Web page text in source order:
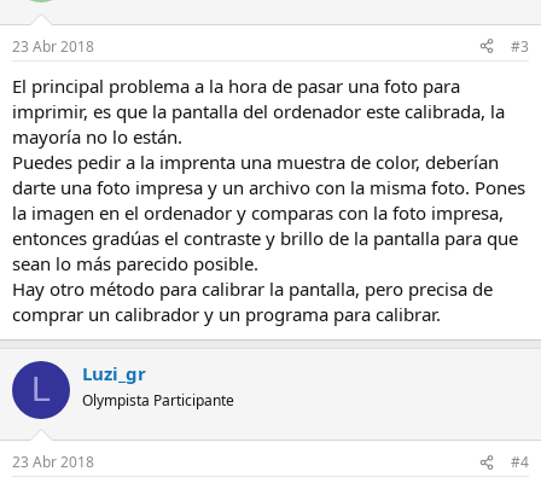
23 Abr 2018 #3
El principal problema a la hora de pasar una foto para
imprimir, es que la pantalla del ordenador este calibrada, la
mayoría no lo están.
Puedes pedir a la imprenta una muestra de color, deberían
darte una foto impresa y un archivo con la misma foto. Pones
la imagen en el ordenador y comparas con la foto impresa,
entonces gradúas el contraste y brillo de la pantalla para que
sean lo más parecido posible.
Hay otro método para calibrar la pantalla, pero precisa de
comprar un calibrador y un programa para calibrar.
L Luzi_gr
Olympista Participante
23 Abr 2018 #4